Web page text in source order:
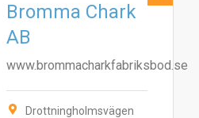
Bromma Chark
AB
www.brommacharkfabriksbod.se
Drottningholmsvägen